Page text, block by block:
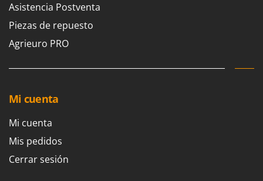
W
Wasserpumpen für Traktoren
Wein- und Ölschichtenfilter
Wiesenwalzen für Traktor
Wippsägen
Wurstfüller
Z
Komo
L
Laica
LAR Casalinghi
Linea VZ
Lisam
Lotusgrill
Asistencia Postventa
Piezas de repuesto
Agrieuro PRO
Mi cuenta
Mi cuenta
Mis pedidos
Cerrar sesión